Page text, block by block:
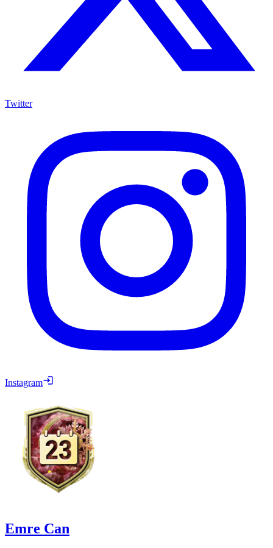
Twitter
Instagram
Emre Can